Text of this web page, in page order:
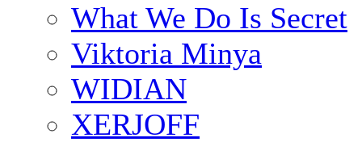
What We Do Is Secret
Viktoria Minya
WIDIAN
XERJOFF